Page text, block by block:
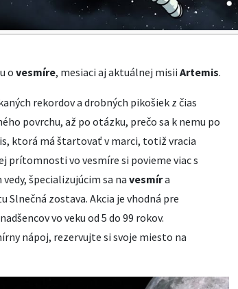
o vesmíre, mesiaci aj aktuálnej misii Artemis.
rekordov a drobných pikošiek z čias
povrchu, až po otázku, prečo sa k nemu po
ktorá má štartovať v marci, totiž vracia
prítomnosti vo vesmíre si povieme viac s
špecializujúcim sa na vesmíra
Slnečná zostava. Akcia je vhodná pre
vo veku od 5 do 99 rokov.
nápoj, rezervujte si svoje miesto na